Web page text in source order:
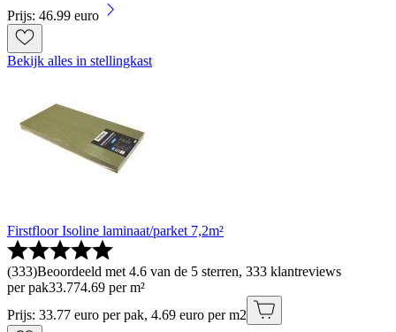
Prijs: 46.99 euro
Bekijk alles in stellingkast
Firstfloor Isoline laminaat/parket 7,2m²
(333)Beoordeeld met 4.6 van de 5 sterren, 333 klantreviews
per pak33.774.69 per m²
Prijs: 33.77 euro per pak, 4.69 euro per m2